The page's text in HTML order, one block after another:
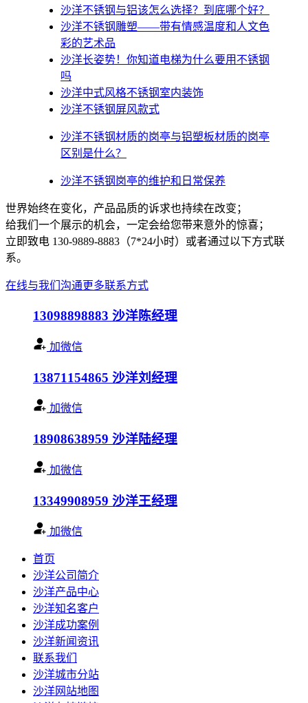
沙洋不锈钢与铝该怎么选择？到底哪个好？
沙洋不锈钢雕塑——带有情感温度和人文色
彩的艺术品
沙洋​长姿势！你知道电梯为什么要用不锈钢
吗
沙洋中式风格不锈钢室内装饰
沙洋不锈钢屏风款式
沙洋不锈钢材质的岗亭与铝塑板材质的岗亭
区别是什么？
沙洋不锈钢岗亭的维护和日常保养
世界始终在变化，产品品质的诉求也持续在改变；
给我们一个展示的机会，一定会给您带来意外的惊喜；
立即致电 130-9889-8883（7*24小时）或者通过以下方式联
系。
在线与我们沟通更多联系方式
13098898883 沙洋陈经理
加微信
13871154865 沙洋刘经理
加微信
18908638959 沙洋陆经理
加微信
13349908959 沙洋王经理
加微信
首页
沙洋公司简介
沙洋产品中心
沙洋知名客户
沙洋成功案例
沙洋新闻资讯
联系我们
沙洋城市分站
沙洋网站地图